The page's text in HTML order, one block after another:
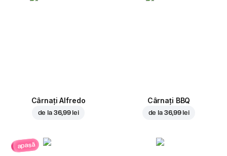
Cârnați Alfredo
de la 36,99 lei
Cârnați BBQ
de la 36,99 lei
apasă